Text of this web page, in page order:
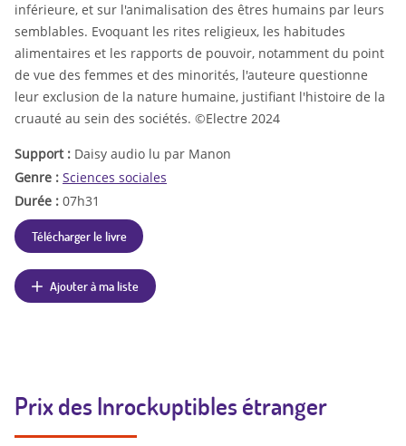
inférieure, et sur l'animalisation des êtres humains par leurs
semblables. Evoquant les rites religieux, les habitudes
alimentaires et les rapports de pouvoir, notamment du point
de vue des femmes et des minorités, l'auteure questionne
leur exclusion de la nature humaine, justifiant l'histoire de la
cruauté au sein des sociétés. ©Electre 2024
Support : Daisy audio lu par Manon
Genre : Sciences sociales
Durée : 07h31
Télécharger le livre
Ajouter à ma liste
Prix des Inrockuptibles étranger